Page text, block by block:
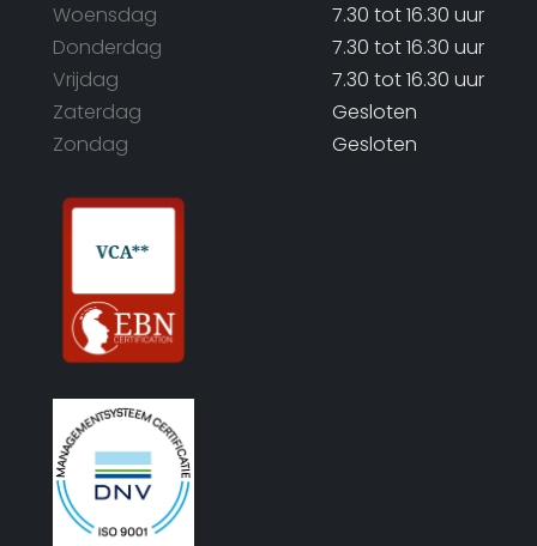
Woensdag
Donderdag
Vrijdag
Zaterdag
Zondag
7.30 tot 16.30 uur
7.30 tot 16.30 uur
7.30 tot 16.30 uur
Gesloten
Gesloten